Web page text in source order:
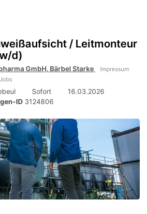
von
aus
/ Leitmonteur
d)
GmbH, Bärbel Starke
Impressum
Sofort
16.03.2026
ID 3124806